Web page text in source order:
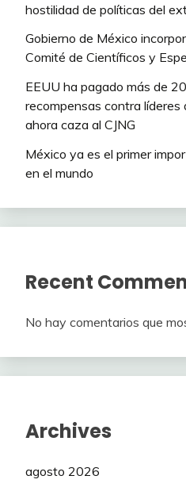
hostilidad de políticas del
Gobierno de México
Comité de Científicos y
EEUU ha pagado más de
recompensas contra líderes
ahora caza al CJNG
México ya es el primer
en el mundo
Recent
No hay comentarios que
Archives
agosto 2026